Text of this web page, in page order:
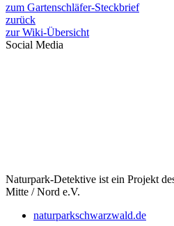
zum Gartenschläfer-Steckbrief
zurück
zur Wiki-Übersicht
Social Media
Naturpark-Detektive ist ein Projekt
Mitte / Nord e.V.
naturparkschwarzwald.de